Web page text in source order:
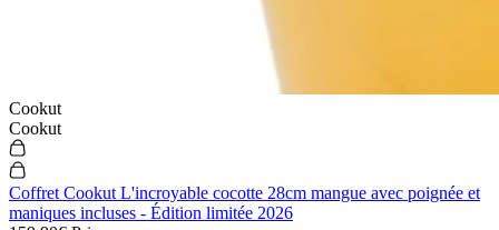
Cookut
Cookut
Coffret Cookut L'incroyable cocotte 28cm mangue avec poignée et
maniques incluses - Édition limitée 2026